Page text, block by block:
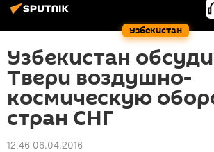
Узбекистан
Узбекистан
Твери воздушно-
космическую
стран СНГ
12:46 06.04.2016